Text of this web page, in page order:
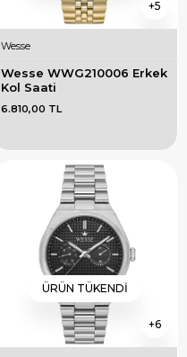
5
Wesse
Wesse WWG210006 Erkek
Kol Saati
6.810,00 TL
6
ÜRÜN TÜKENDI